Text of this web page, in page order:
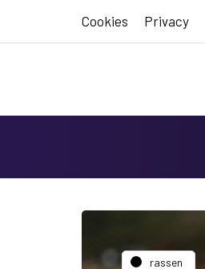
Cookies Privacy
rassen